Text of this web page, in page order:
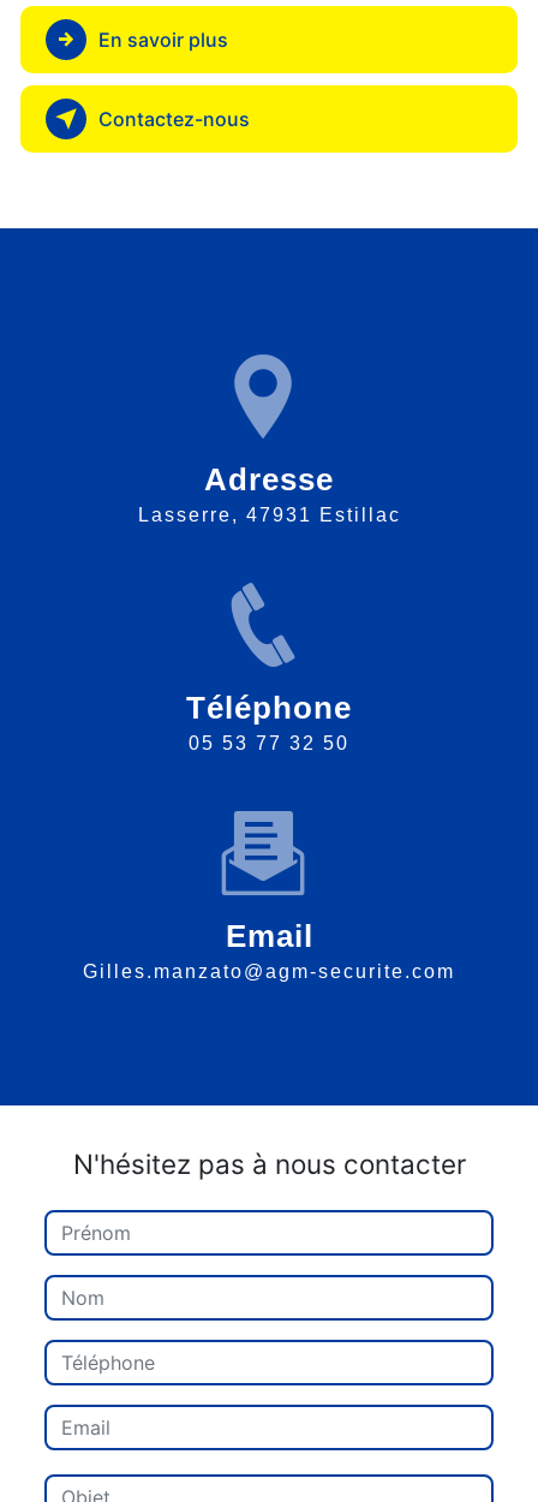
En savoir plus
Contactez-nous
Adresse
Lasserre, 47931 Estillac
Téléphone
05 53 77 32 50
Email
gilles.manzato@agm-securite.com
N'hésitez pas à nous contacter